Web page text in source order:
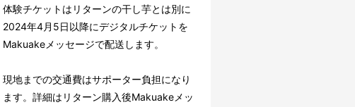
体験チケットはリターンの干し芋とは別に
2024年4月5日以降にデジタルチケットを
Makuakeメッセージで配送します。
現地までの交通費はサポーター負担になり
ます。詳細はリターン購入後Makuakeメッ